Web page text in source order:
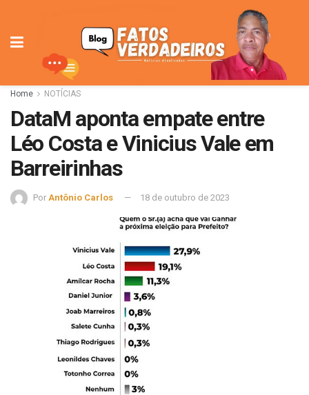
Home NOTÍCIAS
DataM aponta empate entre
Léo Costa e Vinicius Vale em
Barreirinhas
Por Antônio Carlos 18 de outubro de 2023